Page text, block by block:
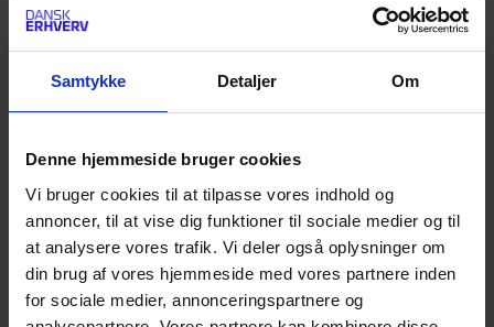
Samtykke Detaljer Om
Denne hjemmeside bruger cookies
Vi bruger cookies til at tilpasse vores indhold og
annoncer, til at vise dig funktioner til sociale medier og til
at analysere vores trafik. Vi deler også oplysninger om
din brug af vores hjemmeside med vores partnere inden
for sociale medier, annonceringspartnere og
betaler skat i Danmark.
Derfor har Villads Leth også en klar opfordring til
de politikere, der med formueskatten vil beskatte
urealiserede aktiver: Drop det.